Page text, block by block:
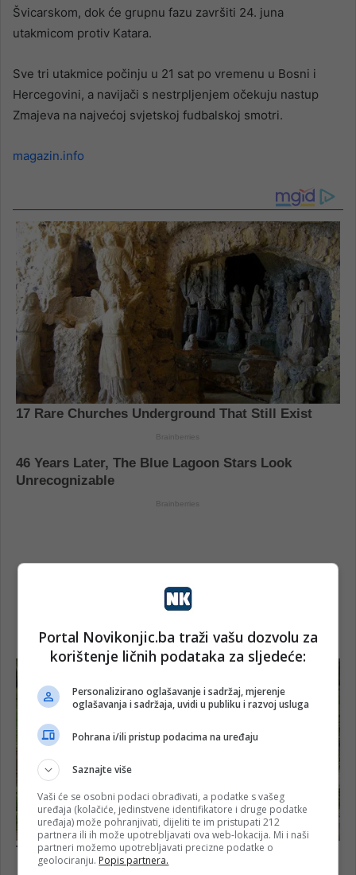
Švicarskom, dok će grupnu fazu završiti 24. juna
utakmicom protiv Katara.
Sve tri utakmice počinju u 21 sat po vremenu u Bosni i
Hercegovini, a navijači s nestrpljenjem očekuju nastup
Zmajeva na najvećoj svjetskoj fudbalskoj smotri.
magazin.info
Portal Novikonjic.ba traži vašu dozvolu za
korištenje ličnih podataka za sljedeće:
Personalizirano oglašavanje i sadržaj, mjerenje
oglašavanja i sadržaja, uvidi u publiku i razvoj usluga
Pohrana i/ili pristup podacima na uređaju
Saznajte više
Vaši će se osobni podaci obrađivati, a podatke s vašeg
uređaja (kolačiće, jedinstvene identifikatore i druge podatke
uređaja) može pohranjivati, dijeliti te im pristupati 212
partnera ili ih može upotrebljavati ova web-lokacija. Mi i naši
partneri možemo upotrebljavati precizne podatke o
geolociranju. Popis partnera.